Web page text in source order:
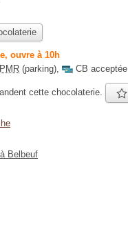
ouvre à 10h
PMR (parking), CB acceptée
cette chocolaterie.
Belbeuf